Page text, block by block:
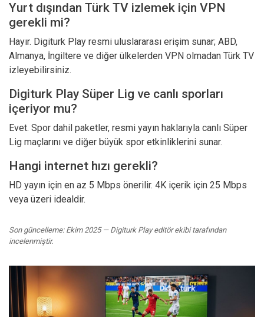
Yurt dışından Türk TV izlemek için VPN
gerekli mi?
Hayır. Digiturk Play resmi uluslararası erişim sunar; ABD,
Almanya, İngiltere ve diğer ülkelerden VPN olmadan Türk TV
izleyebilirsiniz.
Digiturk Play Süper Lig ve canlı sporları
içeriyor mu?
Evet. Spor dahil paketler, resmi yayın haklarıyla canlı Süper
Lig maçlarını ve diğer büyük spor etkinliklerini sunar.
Hangi internet hızı gerekli?
HD yayın için en az 5 Mbps önerilir. 4K içerik için 25 Mbps
veya üzeri idealdir.
Son güncelleme: Ekim 2025 — Digiturk Play editör ekibi tarafından
incelenmiştir.